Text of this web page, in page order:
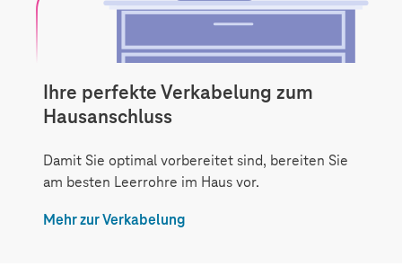
Ihre perfekte Verkabelung zum
Hausanschluss
Damit Sie optimal vorbereitet sind, bereiten Sie
am besten Leerrohre im Haus vor.
Mehr zur Verkabelung